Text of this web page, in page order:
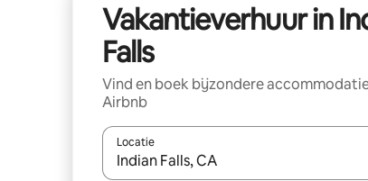
Vakantieverhuur in
Falls
Vind en boek bijzondere
Airbnb
Locatie
Wanneer er suggesties beschikbaar zijn,